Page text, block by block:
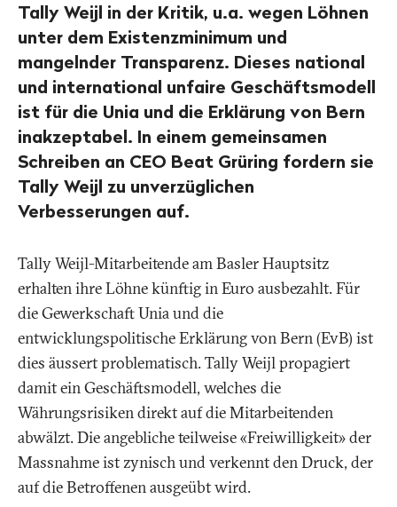
Tally Weijl in der Kritik, u.a. wegen Löhnen
unter dem Existenzminimum und
mangelnder Transparenz. Dieses national
und international unfaire Geschäftsmodell
ist für die Unia und die Erklärung von Bern
inakzeptabel. In einem gemeinsamen
Schreiben an CEO Beat Grüring fordern sie
Tally Weijl zu unverzüglichen
Verbesserungen auf.
Tally Weijl-Mitarbeitende am Basler Hauptsitz
erhalten ihre Löhne künftig in Euro ausbezahlt. Für
die Gewerkschaft Unia und die
entwicklungspolitische Erklärung von Bern (EvB) ist
dies äussert problematisch. Tally Weijl propagiert
damit ein Geschäftsmodell, welches die
Währungsrisiken direkt auf die Mitarbeitenden
abwälzt. Die angebliche teilweise «Freiwilligkeit» der
Massnahme ist zynisch und verkennt den Druck, der
auf die Betroffenen ausgeübt wird.